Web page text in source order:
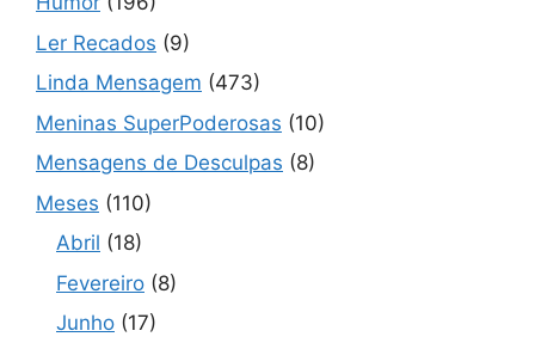
Ler Recados (9)
Linda Mensagem (473)
Meninas SuperPoderosas (10)
Mensagens de Desculpas (8)
Meses (110)
Abril (18)
Fevereiro (8)
Junho (17)